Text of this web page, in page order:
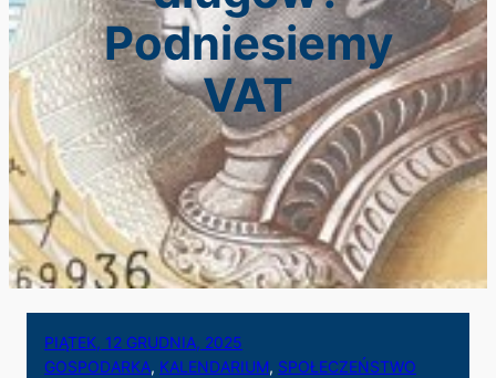
Podniesiemy
VAT
PIĄTEK, 12 GRUDNIA, 2025
GOSPODARKA, KALENDARIUM, SPOŁECZEŃSTWO